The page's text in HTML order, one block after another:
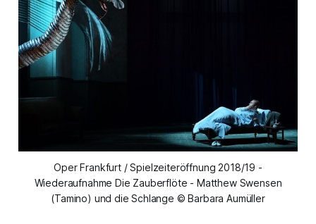
Oper Frankfurt / Spielzeiteröffnung 2018/19 -
Wiederaufnahme Die Zauberflöte - Matthew Swensen
(Tamino) und die Schlange © Barbara Aumüller